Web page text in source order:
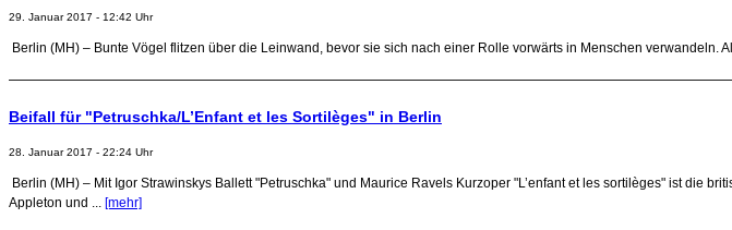
29. Januar 2017 - 12:42 Uhr
Berlin (MH) – Bunte Vögel flitzen über die Leinwand, bevor sie sich nach einer Rolle vorwärts in Menschen verwandeln.
Beifall für "Petruschka/L’Enfant et les Sortilèges" in Berlin
28. Januar 2017 - 22:24 Uhr
Berlin (MH) – Mit Igor Strawinskys Ballett "Petruschka" und Maurice Ravels Kurzoper "L’enfant et les sortilèges" ist die
Appleton und ... [mehr]